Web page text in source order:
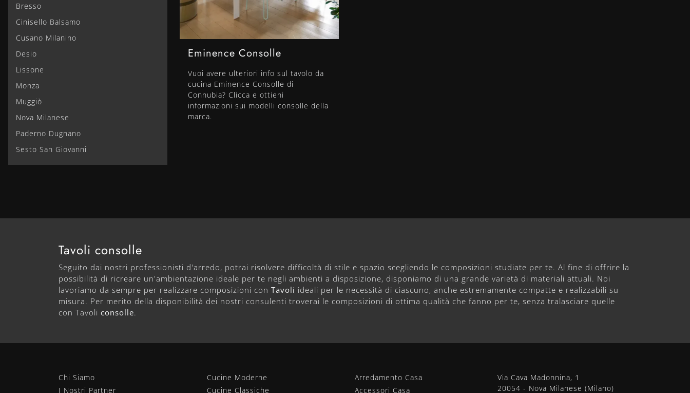
Bresso
Cinisello Balsamo
Cusano Milanino
Desio
Lissone
Monza
Muggiò
Nova Milanese
Paderno Dugnano
Sesto San Giovanni
Eminence Consolle
Vuoi avere ulteriori info sul tavolo da
cucina Eminence Consolle di
Connubia? Clicca e ottieni
informazioni sui modelli consolle della
marca.
Tavoli consolle
Seguito dai nostri professionisti d'arredo, potrai risolvere difficoltà di stile e spazio scegliendo le composizioni studiate per te. Al fine di offrire la
possibilità di ricreare un'ambientazione ideale per te negli ambienti a disposizione, disponiamo di una grande varietà di materiali attuali. Noi
lavoriamo da sempre per realizzare composizioni con Tavoli ideali per le necessità di ciascuno, anche estremamente compatte e realizzabili su
misura. Per merito della disponibilità dei nostri consulenti troverai le composizioni di ottima qualità che fanno per te, senza tralasciare quelle
con Tavoli consolle.
Chi Siamo
I Nostri Partner
Cucine Moderne
Cucine Classiche
Arredamento Casa
Accessori Casa
Via Cava Madonnina, 1
20054 - Nova Milanese (Milano)